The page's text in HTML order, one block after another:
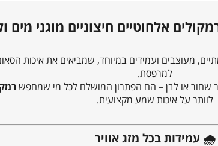
מעוצבים ועמידים במיוחד, שמביאים את איכות
למרפסת.
לוותר על איכות שמע מקצועית.
🌧️ עמידות בכל מזג אוויר